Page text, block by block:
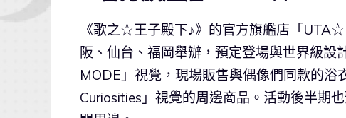
《歌之☆王子殿下♪》的官方旗艦店「
阪、仙台、福岡舉辦，預定登場與世界級
MODE」視覺，現場販售與偶像們同款的
Curiosities」視覺的周邊商品。活動後半期